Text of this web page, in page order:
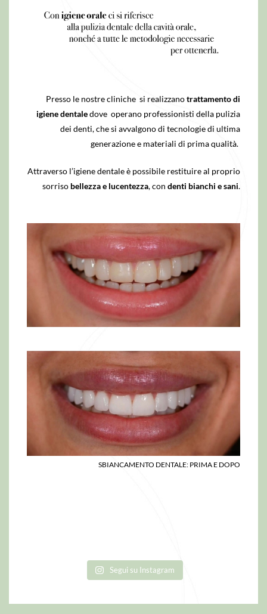
Presso le nostre cliniche si realizzanotrattamento di
igiene dentaledove operano professionisti della pulizia
dei denti, che si avvalgono di tecnologie di ultima
generazione e materiali di prima qualità.
Attraverso l’igiene dentale è possibile restituire al proprio
sorriso bellezza e lucentezza, con denti bianchi e sani.
SBIANCAMENTO DENTALE: PRIMA E DOPO
Segui su Instagram